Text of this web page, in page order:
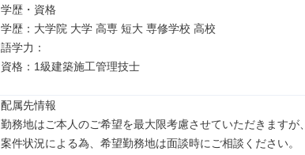
学歴・資格
学歴：大学院 大学 高専 短大 専修学校 高校
語学力：
資格：1級建築施工管理技士
配属先情報
勤務地はご本人のご希望を最大限考慮させていただきますが、
案件状況による為、希望勤務地は面談時にご相談ください。